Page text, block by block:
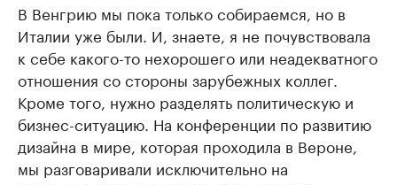
В Венгрию мы пока только собираемся, но в
Италии уже были. И, знаете, я не почувствовала
к себе какого-то нехорошего или неадекватного
отношения со стороны зарубежных коллег.
Кроме того, нужно разделять политическую и
бизнес-ситуацию. На конференции по развитию
дизайна в мире, которая проходила в Вероне,
мы разговаривали исключительно на